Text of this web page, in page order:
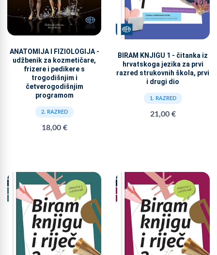
ANATOMIJA I FIZIOLOGIJA -
udžbenik za kozmetičare,
frizere i pedikere s
trogodišnjim i
četverogodišnjim
programom
2. RAZRED
18,00 €
BIRAM KNJIGU 1 - čitanka iz
hrvatskoga jezika za prvi
razred strukovnih škola, prvi
i drugi dio
1. RAZRED
21,00 €